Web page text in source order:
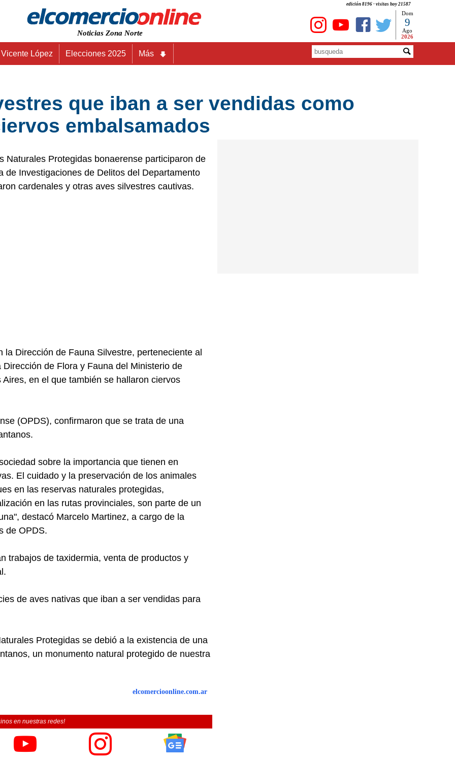
edición 8196 - visitas hoy 21587
Noticias Zona Norte
Dom
9
Ago
2026
Vicente López Elecciones 2025 Más
que iban a ser vendidas como
embalsamados
Naturales Protegidas bonaerense participaron de
de Investigaciones de Delitos del Departamento
cardenales y otras aves silvestres cautivas.
Dirección de Fauna Silvestre, perteneciente al
de Flora y Fauna del Ministerio de
en el que también se hallaron ciervos
(OPDS), confirmaron que se trata de una
sobre la importancia que tienen en
El cuidado y la preservación de los animales
en las reservas naturales protegidas,
en las rutas provinciales, son parte de un
destacó Marcelo Martinez, a cargo de la
de OPDS.
trabajos de taxidermia, venta de productos y
de aves nativas que iban a ser vendidas para
Protegidas se debió a la existencia de una
un monumento natural protegido de nuestra
elcomercioonline.com.ar
en nuestras redes!